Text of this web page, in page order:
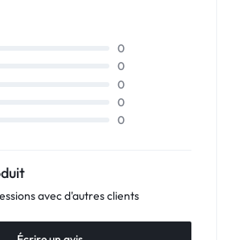
0
0
0
0
0
avec d'autres clients